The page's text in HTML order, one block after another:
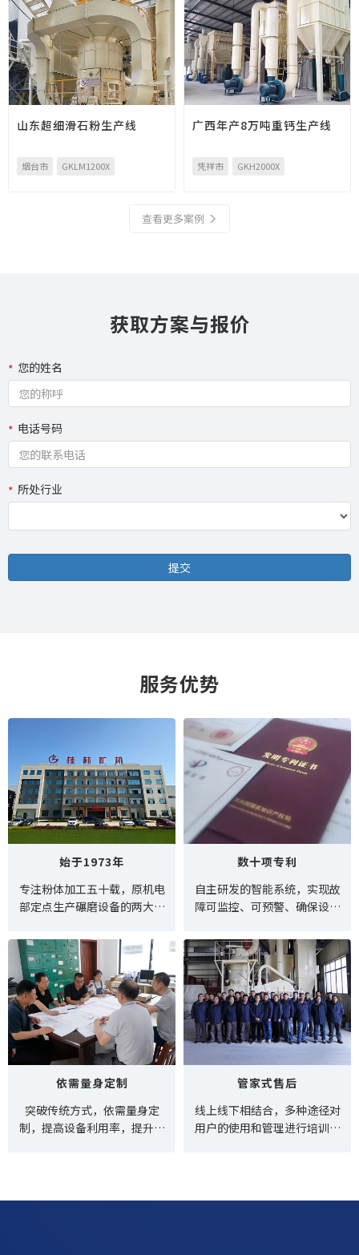
山东超细滑石粉生产线
烟台市 GKLM1200X
广西年产8万吨重钙生产线
凭祥市 GKH2000X
查看更多案例
获取方案与报价
您的姓名
电话号码
所处行业
服务优势
始于1973年
专注粉体加工五十载，原机电
部定点生产碾磨设备的两大厂
数十项专利
自主研发的智能系统，实现故
障可监控、可预警、确保设备
依需量身定制
突破传统方式，依需量身定
制，提高设备利用率，提升客
管家式售后
线上线下相结合，多种途径对
用户的使用和管理进行培训、